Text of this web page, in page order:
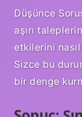
Düşünce
aşırı
etkilerini
Sizce bu
bir denge